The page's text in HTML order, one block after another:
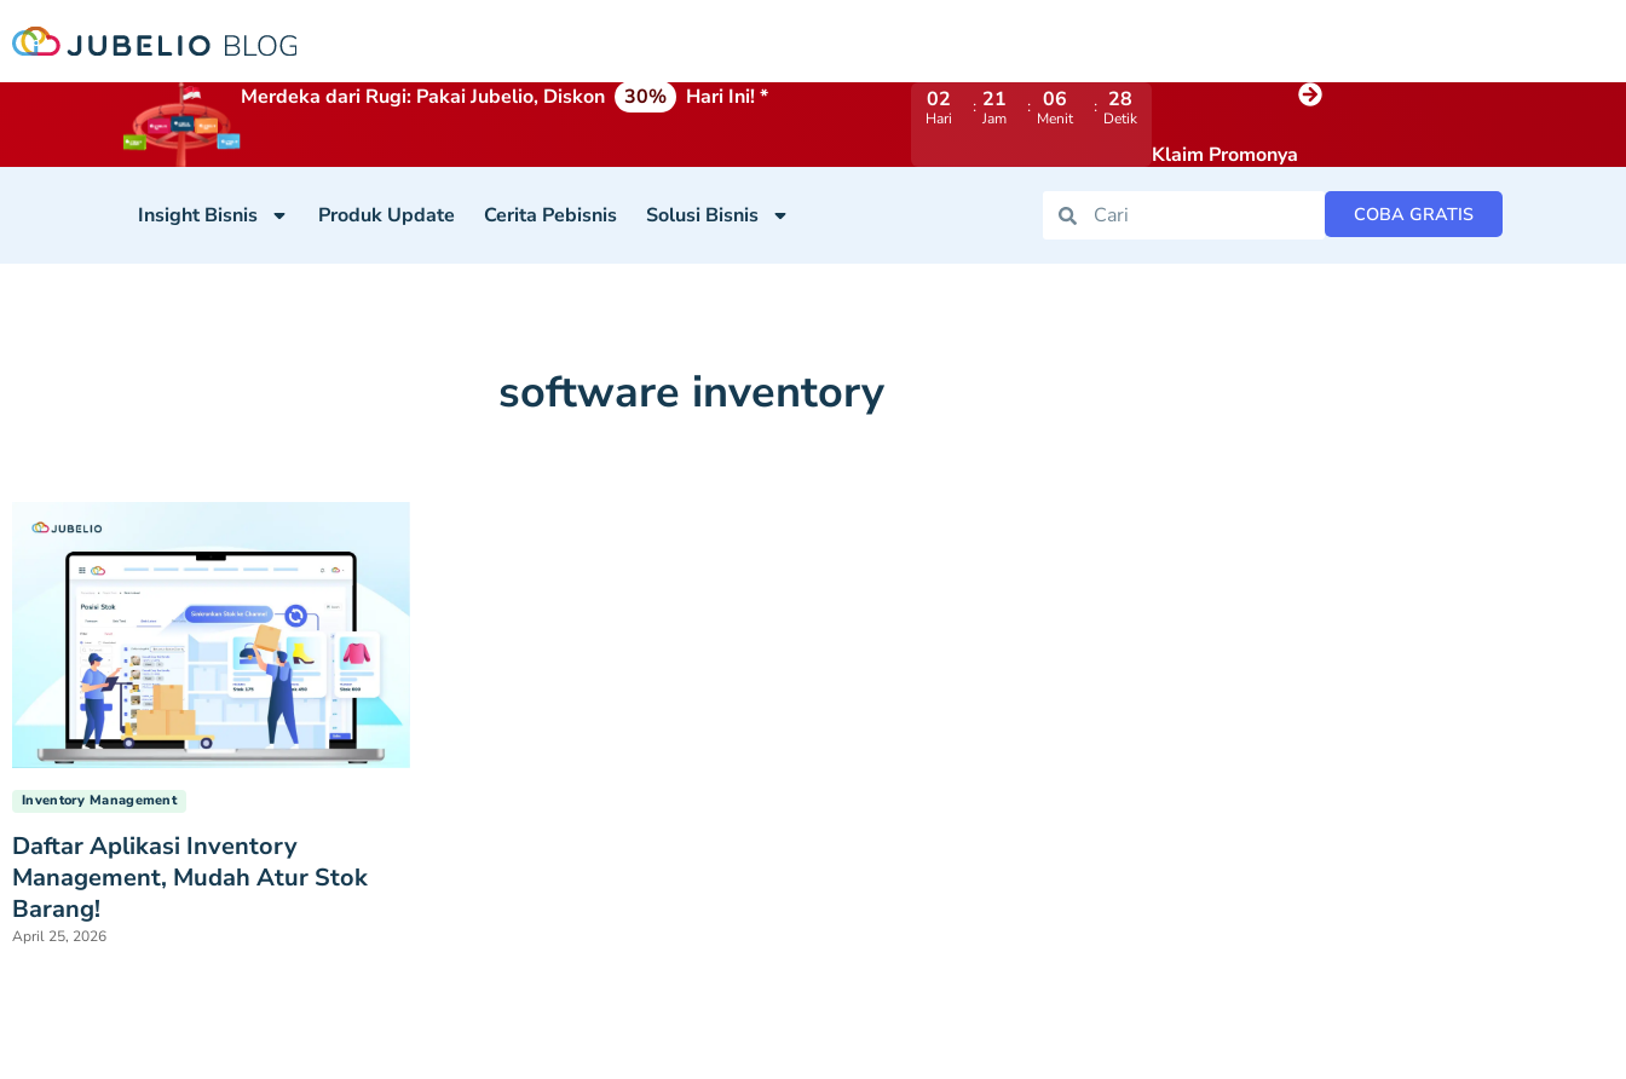
Merdeka dari Rugi: Pakai Jubelio, Diskon 30% Hari Ini! * 02
Hari
21
Jam
06
Menit
27
Detik
Klaim Promonya
Insight Bisnis Produk Update Cerita Pebisnis Solusi Bisnis COBA GRATIS
software inventory
Inventory Management
Daftar Aplikasi Inventory
Management, Mudah Atur Stok
Barang!
April 25, 2026